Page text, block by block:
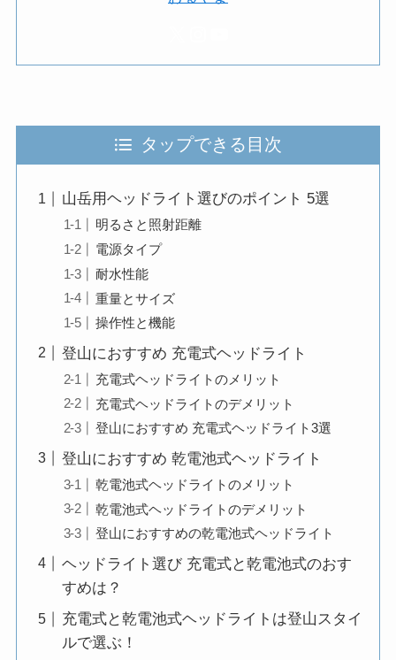
タップできる目次
山岳用ヘッドライト選びのポイント 5選
明るさと照射距離
電源タイプ
耐水性能
重量とサイズ
操作性と機能
登山におすすめ 充電式ヘッドライト
充電式ヘッドライトのメリット
充電式ヘッドライトのデメリット
登山におすすめ 充電式ヘッドライト3選
登山におすすめ 乾電池式ヘッドライト
乾電池式ヘッドライトのメリット
乾電池式ヘッドライトのデメリット
登山におすすめの乾電池式ヘッドライト
ヘッドライト選び 充電式と乾電池式のおす
すめは？
充電式と乾電池式ヘッドライトは登山スタイ
ルで選ぶ！